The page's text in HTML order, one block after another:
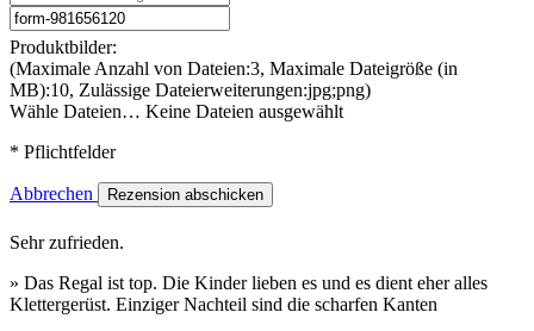
Produktbilder:
(Maximale Anzahl von Dateien:3, Maximale Dateigröße (in
MB):10, Zulässige Dateierweiterungen:jpg;png)
Wähle Dateien… Keine Dateien ausgewählt
* Pflichtfelder
Abbrechen Rezension abschicken
Sehr zufrieden.
» Das Regal ist top. Die Kinder lieben es und es dient eher alles
Klettergerüst. Einziger Nachteil sind die scharfen Kanten